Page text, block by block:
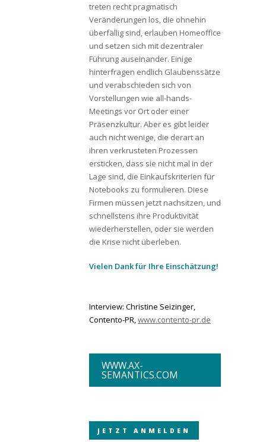
treten recht pragmatisch
Veränderungen los, die ohnehin
überfällig sind, erlauben Homeoffice
und setzen sich mit dezentraler
Führung auseinander. Einige
hinterfragen endlich Glaubenssätze
und verabschieden sich von
Vorstellungen wie all-hands-
Meetings vor Ort oder einer
Präsenzkultur. Aber es gibt leider
auch nicht wenige, die derart an
ihren verkrusteten Prozessen
ersticken, dass sie nicht mal in der
Lage sind, die Einkaufskriterien für
Notebooks zu formulieren. Diese
Firmen müssen jetzt nachsitzen, und
schnellstens ihre Produktivität
wiederherstellen, oder sie werden
die Krise nicht überleben.
Vielen Dank für Ihre Einschätzung!
Interview: Christine Seizinger,
Contento-PR,www.contento-pr.de
WWW.AX-
SEMANTICS.COM
JETZT ANMELDEN